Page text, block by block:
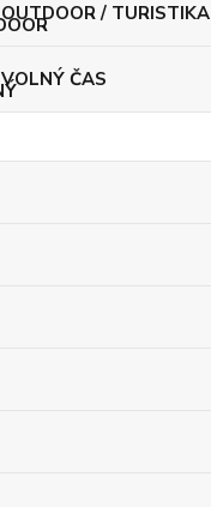
OUTDOOR / TURISTIKA
VOLNÝ ČAS